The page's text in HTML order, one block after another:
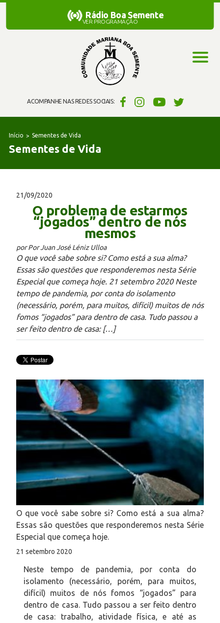
ACOMPANHE NAS REDES SOCIAIS:
Rádio Boa Semente
Rádio Boa Semente
VER PROGRAMAÇÃO
Início Sementes de Vida
Sementes de Vida
21/09/2020
O problema de estarmos
“jogados” dentro de nós
mesmos
por Por Juan José Léniz Ulloa
O que você sabe sobre si? Como está a sua alma?
Essas são questões que responderemos nesta Série
Especial que começa hoje. 21 setembro 2020 Neste
tempo de pandemia, por conta do isolamento
(necessário, porém, para muitos, difícil) muitos de nós
fomos “jogados” para dentro de casa. Tudo passou a
ser feito dentro de casa: […]
O que você sabe sobre si? Como está a sua alma?
Essas são questões que responderemos nesta Série
Especial que começa hoje.
21 setembro 2020
Neste tempo de pandemia, por conta do
isolamento (necessário, porém, para muitos,
difícil) muitos de nós fomos “jogados” para
dentro de casa. Tudo passou a ser feito dentro
de casa: trabalho, atividade física, e até as